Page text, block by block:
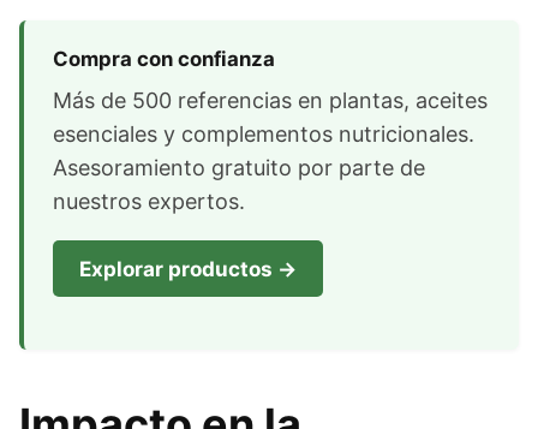
Compra con confianza
Más de 500 referencias en plantas, aceites
esenciales y complementos nutricionales.
Asesoramiento gratuito por parte de
nuestros expertos.
Explorar productos →